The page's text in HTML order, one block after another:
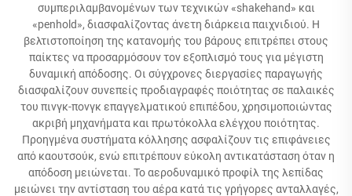
συμπεριλαμβανομένων των τεχνικών «shakehand» και
«penhold», διασφαλίζοντας άνετη διάρκεια παιχνιδιού. Η
βελτιστοποίηση της κατανομής του βάρους επιτρέπει στους
παίκτες να προσαρμόσουν τον εξοπλισμό τους για μέγιστη
δυναμική απόδοσης. Οι σύγχρονες διεργασίες παραγωγής
διασφαλίζουν συνεπείς προδιαγραφές ποιότητας σε παλαικές
του πινγκ-πονγκ επαγγελματικού επιπέδου, χρησιμοποιώντας
ακριβή μηχανήματα και πρωτόκολλα ελέγχου ποιότητας.
Προηγμένα συστήματα κόλλησης ασφαλίζουν τις επιφάνειες
από καουτσούκ, ενώ επιτρέπουν εύκολη αντικατάσταση όταν η
απόδοση μειώνεται. Το αεροδυναμικό προφίλ της λεπίδας
μειώνει την αντίσταση του αέρα κατά τις γρήγορες ανταλλαγές,